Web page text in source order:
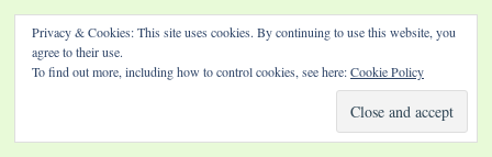
Website by Diamond Visions
Privacy & Cookies: This site uses cookies. By continuing to use this website, you
agree to their use.
To find out more, including how to control cookies, see here:Cookie Policy